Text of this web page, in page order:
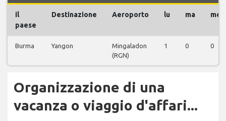
il
paese
Destinazione Aeroporto lu ma me
Burma Yangon
Mingaladon
(RGN)
1 0 0
Organizzazione di una
vacanza o viaggio d'affari...